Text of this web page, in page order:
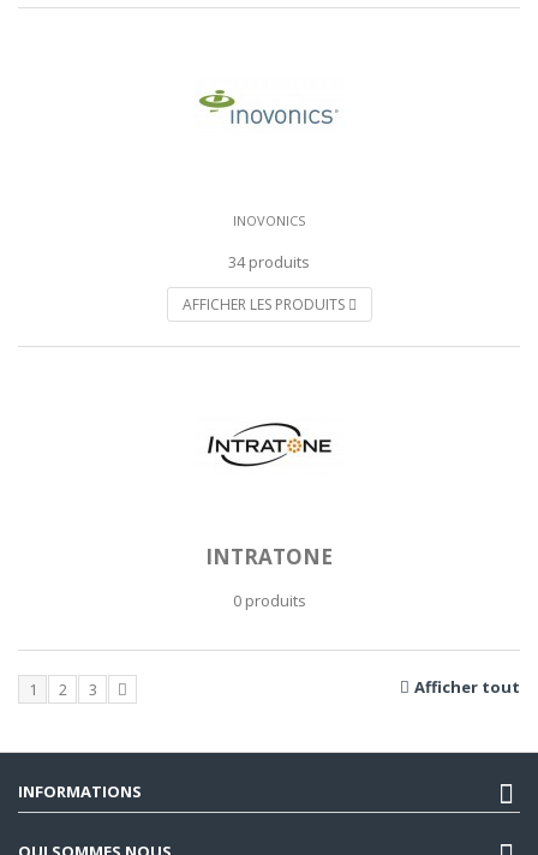
INOVONICS
34 produits
AFFICHER LES PRODUITS
INTRATONE
0 produits
Afficher tout
1 2 3
INFORMATIONS